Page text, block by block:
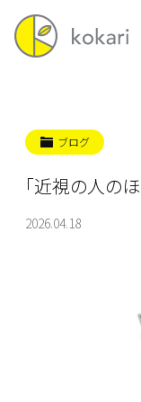
ブログ
「近視の人の
2026.04.18